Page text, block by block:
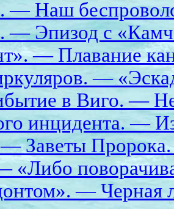
— Наш
— Эпизод с
— Плавание
—
в Виго. —
инцидента. —
— Заветы
«Либо
— Черная